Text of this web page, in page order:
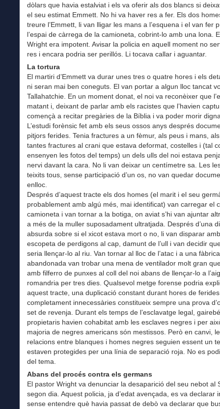
dòlars que havia estalviat i els va oferir als dos blancs si
el seu estimat Emmett. No hi va haver res a fer. Els dos
treure l’Emmett, li van lligar les mans a l’esquena i el van fer
l’espai de càrrega de la camioneta, cobrint-lo amb una lona.
Wright era impotent. Avisar la policia en aquell moment no
res i encara podria ser perillós. Li tocava callar i aguantar.
La tortura
El martiri d’Emmett va durar unes tres o quatre hores i els
ni seran mai ben coneguts. El van portar a algun lloc tancat
Tallahatchie. En un moment donat, el noi va reconèixer que
matant i, deixant de parlar amb els racistes que l’havien
començà a recitar pregàries de la Bíblia i va poder morir
L’estudi forènsic fet amb els seus ossos anys després
pitjors ferides. Tenia fractures a un fèmur, als peus i mans,
tantes fractures al crani que estava deformat, costelles i (tal
ensenyen les fotos del temps) un dels ulls del noi estava
nervi davant la cara. No li van deixar un centímetre sa. Les
teixits tous, sense participació d’un os, no van quedar
enlloc.
Després d’aquest tracte els dos homes (el marit i el seu
probablement amb algú més, mai identificat) van carregar el
camioneta i van tornar a la botiga, on aviat s’hi van ajuntar
a més de la muller suposadament ultratjada. Després d’una
absurda sobre si el xicot estava mort o no, li van disparar
escopeta de perdigons al cap, damunt de l’ull i van decidir
seria llençar-lo al riu. Van tornar al lloc de l’atac i a una fàbrica
abandonada van trobar una mena de ventilador molt gran
amb filferro de punxes al coll del noi abans de llençar-lo a
romandria per tres dies. Qualsevol metge forense podria
aquest tracte, una duplicació constant durant hores de
completament innecessàries constitueix sempre una prova
set de revenja. Durant els temps de l’esclavatge legal,
propietaris havien cohabitat amb les esclaves negres i per
majoria de negres americans són mestissos. Però en canvi,
relacions entre blanques i homes negres seguien essent un
estaven protegides per una línia de separació roja. No es
del tema.
Abans del procés contra els germans
El pastor Wright va denunciar la desaparició del seu nebot al
segon dia. Aquest policia, ja d’edat avençada, es va declarar
sense entendre què havia passat de debò va declarar que